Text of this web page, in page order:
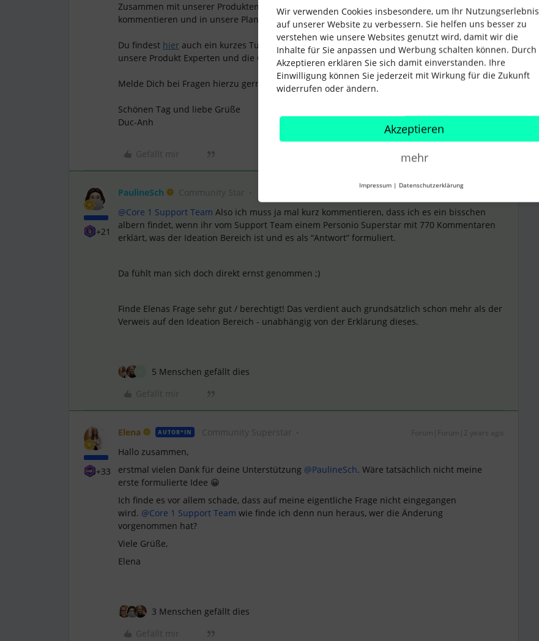
Zusammen mit unserer Produktentwicklung werden wir die geposteten Ideen prüfen,
kommentieren und in unsere Planung zur Weiterentwicklung von Personio mit einbeziehen.
Du findest hier auch ein kurzes Tutorial, wie Du Deine Idee am besten formulierst, damit
unsere Produkt Experten und die Community alle Informationen haben, die sie benötigen.
Melde Dich bei Fragen hierzu gerne bei uns zurück.
Schönen Tag und liebe Grüße
Duc-Anh
Gefällt mir
+21
PaulineSch
@Core 1 Support Team Also ich muss ja mal kurz kommentieren, dass ich es ein bisschen
albern findet, wenn ihr vom Support Team einem Personio Superstar mit 770 Kommentaren
erklärt, was der Ideation Bereich ist und es als “Antwort” formuliert.
Da fühlt man sich doch direkt ernst genommen ;)
Finde Elenas Frage sehr gut / berechtigt! Das verdient auch grundsätzlich schon mehr als der
Verweis auf den Ideation Bereich - unabhängig von der Erklärung dieses.
5 Menschen gefällt dies
+33
Elena AUTOR*IN Community Superstar Forum|Forum|2 years ago
Hallo zusammen,
erstmal vielen Dank für deine Unterstützung @PaulineSch. Wäre tatsächlich nicht meine
erste formulierte Idee 😀
Ich finde es vor allem schade, dass auf meine eigentliche Frage nicht eingegangen
wird. @Core 1 Support Team wie finde ich denn nun heraus, wer die Änderung
vorgenommen hat?
Viele Grüße,
Elena
3 Menschen gefällt dies
Gefällt mir
Wir verwenden Cookies insbesondere, um Ihr Nutzungserlebnis
auf unserer Website zu verbessern. Sie helfen uns besser zu
verstehen wie unsere Websites genutzt wird, damit wir die
Inhalte für Sie anpassen und Werbung schalten können. Durch
Akzeptieren erklären Sie sich damit einverstanden. Ihre
Einwilligung können Sie jederzeit mit Wirkung für die Zukunft
widerrufen oder ändern.
Akzeptieren
mehr
Impressum | Datenschutzerklärung